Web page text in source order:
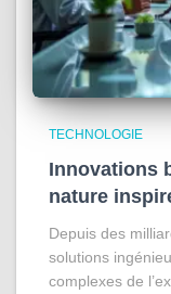
TECHNOLOGIE
Innovations
nature
Depuis des
solutions
complexes de